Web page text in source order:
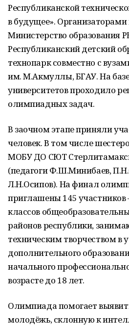
Республиканской
в будущее».
Министерство образования
Республиканский детский
технопарк совместно с
им. М.Акмуллы, БГАУ. На
университетов проходило
олимпиадных задач.
В заочном этапе приняли
человек. В том числе
МОБУ ДО СЮТ
(педагоги Ф.Ш.Минибаев,
Л.Н.Осипов). На финал
приглашены 145 участников
классов
районов республики,
техническим творчеством в
дополнительного
начального
возрасте до 18 лет.
Олимпиада помогает
молодёжь, склонную к